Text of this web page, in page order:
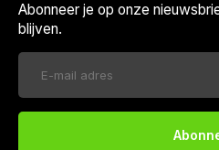
Abonneer je op onze
blijven.